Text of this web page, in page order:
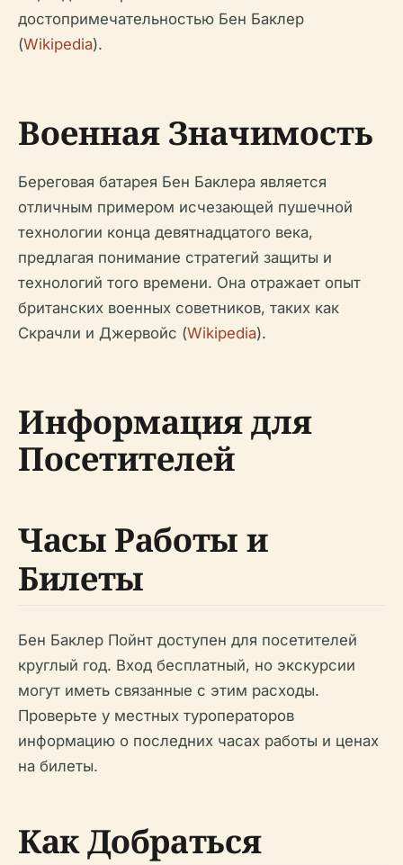
достопримечательностью Бен Баклер
(Wikipedia).
Военная Значимость
Береговая батарея Бен Баклера является
отличным примером исчезающей пушечной
технологии конца девятнадцатого века,
предлагая понимание стратегий защиты и
технологий того времени. Она отражает опыт
британских военных советников, таких как
Скрачли и Джервойс (Wikipedia).
Информация для
Посетителей
Часы Работы и
Билеты
Бен Баклер Пойнт доступен для посетителей
круглый год. Вход бесплатный, но экскурсии
могут иметь связанные с этим расходы.
Проверьте у местных туроператоров
информацию о последних часах работы и ценах
на билеты.
Как Добраться